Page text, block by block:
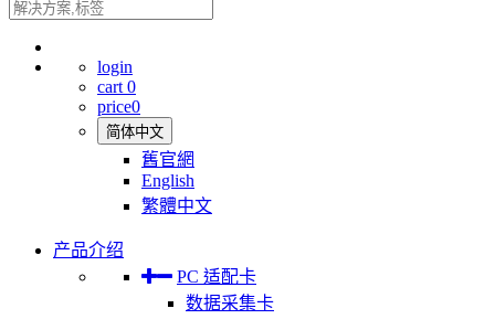
login
cart 0
price0
简体中文
舊官網
English
繁體中文
产品介绍
PC 适配卡
数据采集卡